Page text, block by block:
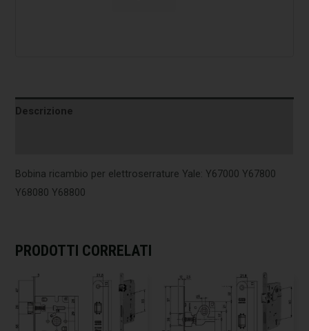
Descrizione
Bobina ricambio per elettroserrature Yale: Y67000 Y67800
Y68080 Y68800
PRODOTTI CORRELATI